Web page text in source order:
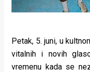
stolom
Život
Petak, 5. juni, u
vitalnih i novih
vremenu kada se